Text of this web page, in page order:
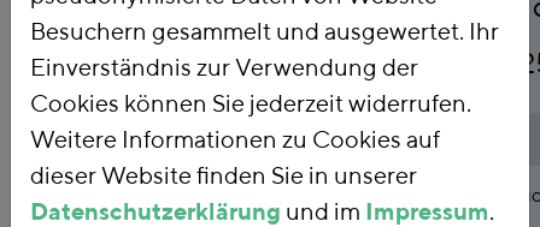
Wahlprogrammen
Publikationsart Policy Brief
Abstract
Die Bundestagswahl 2025 wird
Besuchern gesammelt und ausgewertet. Ihr
Einverständnis zur Verwendung der
Cookies können Sie jederzeit widerrufen.
Weitere Informationen zu Cookies auf
dieser Website finden Sie in unserer
Datenschutzerklärung und im Impressum.